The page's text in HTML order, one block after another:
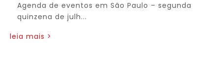
Agenda de eventos em São Paulo – segunda
quinzena de julh...
leia mais >